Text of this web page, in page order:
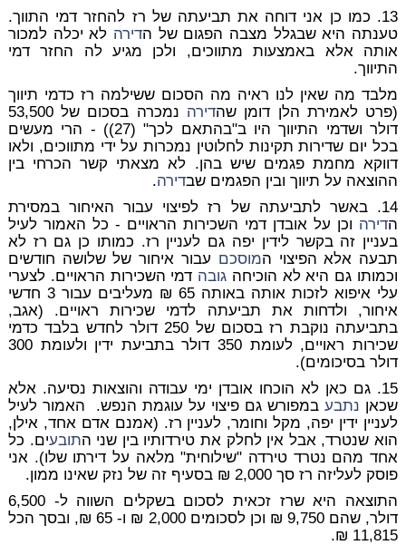
13. כמו כן אני דוחה את תביעתה של רז להחזר דמי התווך.
טענתה היא שבגלל מצבה הפגום של הדירה לא יכלה למכור
אותה אלא באמצעות מתווכים, ולכן מגיע לה החזר דמי
התיווך.
מלבד מה שאין לנו ראיה מה הסכום ששילמה רז כדמי תיווך
(פרט לאמירת הלן דומן שהדירה
נמכרה בסכום של 53,500
דולר ושדמי התיווך היו ב"בהתאם לכך" (27)) - הרי מעשים
בכל יום שדירות תקינות לחלוטין נמכרות על ידי מתווכים, ולאו
דווקא מחמת פגמים שיש בהן. לא מצאתי קשר הכרחי בין
ההוצאה על תיווך ובין הפגמים שבדירה.
14. באשר לתביעתה של רז לפיצוי עבור האיחור במסירת
הדירה וכן על אובדן דמי השכירות הראויים - כל האמור לעיל
בעניין זה בקשר לידין יפה גם לעניין רז. כמותו כן גם רז לא
תבעה אלא הפיצוי המוסכם עבור איחור של שלושה חודשים
וכמותו גם היא לא הוכיחה גובה דמי השכירות הראויים. לצערי
עלי איפוא לזכות אותה באותה 65 ₪ מעליבים עבור 3 חדשי
איחור, ולדחות את תביעתה לדמי שכירות ראויים. (אגב,
בתביעתה נוקבת רז בסכום של 250 דולר לחדש בלבד כדמי
שכירות ראויים, לעומת 350 דולר בתביעת ידין ולעומת 300
דולר בסיכומים).
15. גם כאן לא הוכחו אובדן ימי עבודה והוצאות נסיעה. אלא
שכאן נתבעבמפורש גם פיצוי על עוגמת הנפש. האמור לעיל
לעניין ידין יפה, מקל וחומר, לעניין רז. (אמנם אדם אחד, אילן,
הוא שנטרד, אבל אין לחלק את טירדותיו בין שני התובעים. כל
אחד מהם נטרד טירדה "שילוחית" מלאה על דירתו שלו). אני
פוסק לעליזה רז סך 2,000 ₪ בסעיף זה של נזק שאינו ממון.
התוצאה היא שרז זכאית לסכום בשקלים השווה ל- 6,500
דולר, שהם 9,750 ₪ וכן לסכומים 2,000 ₪ ו- 65 ₪, ובסך הכל
11,815 ₪.